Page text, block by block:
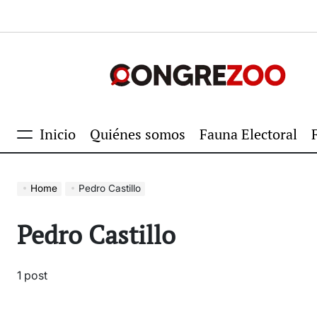
MenuInicio Quiénes somos Fauna Electoral
Home Pedro Castillo
Pedro Castillo
1 post